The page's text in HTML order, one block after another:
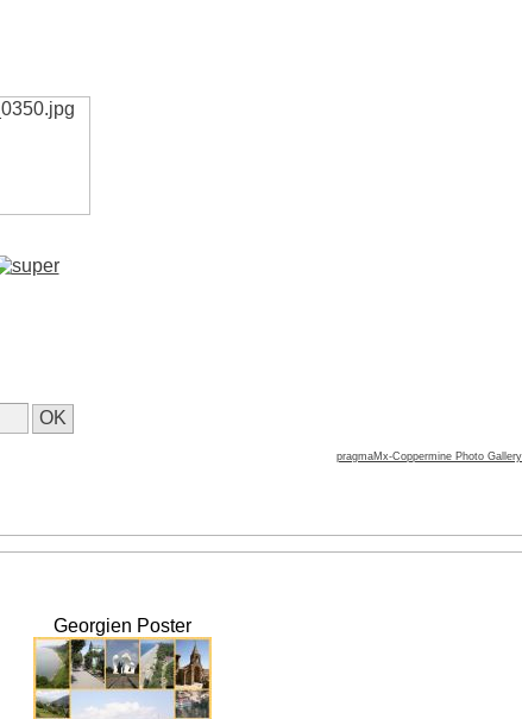
pragmaMx-Coppermine Photo Gallery
Georgien Poster